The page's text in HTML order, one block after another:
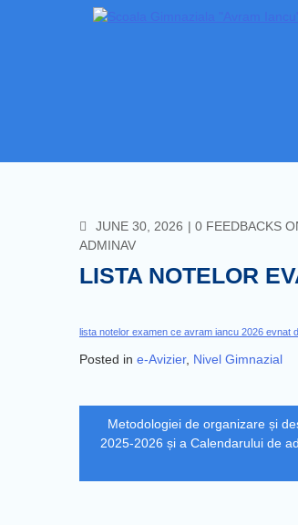
JUNE 30, 2026 COMMENTS
0 FEEDBACKS
ADMINAV
LISTA NOTELOR
lista notelor examen ce avram iancu 2026 evnat
Posted in e-Avizier, Nivel Gimnazial
Post
navigation
Metodologiei de organizare și
2025-2026 și a Calendarului de